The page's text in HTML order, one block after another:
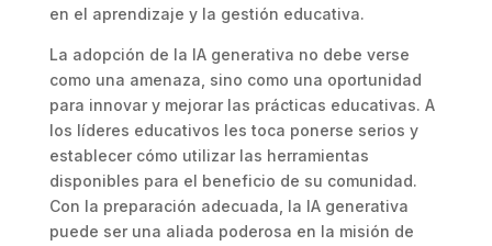
en el aprendizaje y la gestión educativa.
La adopción de la IA generativa no debe verse
como una amenaza, sino como una oportunidad
para innovar y mejorar las prácticas educativas. A
los líderes educativos les toca ponerse serios y
establecer cómo utilizar las herramientas
disponibles para el beneficio de su comunidad.
Con la preparación adecuada, la IA generativa
puede ser una aliada poderosa en la misión de